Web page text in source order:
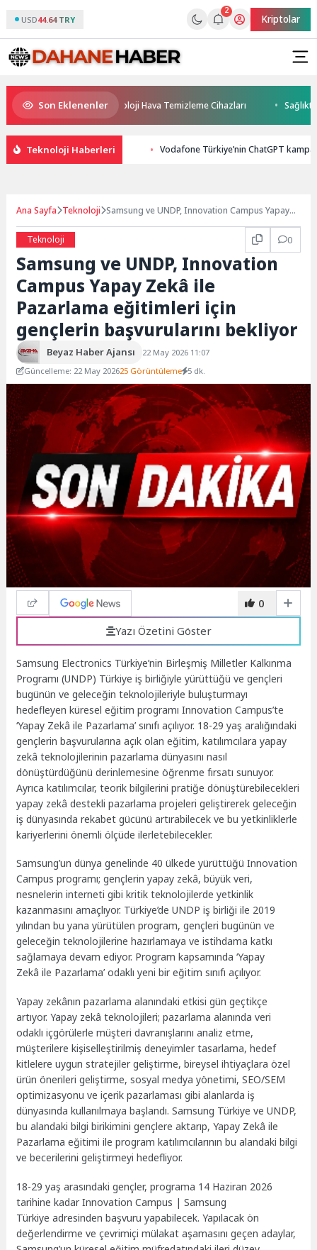
USD44.64 TRY
2
Kriptolar
Son Eklenenler
Group’tan İleri Teknoloji Hava Temizleme Cihazları Sağlıkta
Teknoloji Haberleri Vodafone Türkiye’nin ChatGPT
Ana Sayfa Teknoloji Samsung ve UNDP, Innovation Campus Yapay
Teknoloji 0
Samsung ve UNDP, Innovation
Campus Yapay Zekâ ile
Pazarlama eğitimleri için
gençlerin başvurularını bekliyor
Beyaz Haber Ajansı
22 May 2026 11:07
Güncelleme: 22 May 202625 Görüntüleme 5 dk.
0
Yazı Özetini Göster
Samsung Electronics Türkiye’nin Birleşmiş Milletler Kalkınma
Programı (UNDP) Türkiye iş birliğiyle yürüttüğü ve gençleri
bugünün ve geleceğin teknolojileriyle buluşturmayı
hedefleyen küresel eğitim programı Innovation Campus’te
‘Yapay Zekâ ile Pazarlama’ sınıfı açılıyor. 18-29 yaş aralığındaki
gençlerin başvurularına açık olan eğitim, katılımcılara yapay
zekâ teknolojilerinin pazarlama dünyasını nasıl
dönüştürdüğünü derinlemesine öğrenme fırsatı sunuyor.
Ayrıca katılımcılar, teorik bilgilerini pratiğe dönüştürebilecekleri
yapay zekâ destekli pazarlama projeleri geliştirerek geleceğin
iş dünyasında rekabet gücünü artırabilecek ve bu yetkinliklerle
kariyerlerini önemli ölçüde ilerletebilecekler.
Samsung’un dünya genelinde 40 ülkede yürüttüğü Innovation
Campus programı; gençlerin yapay zekâ, büyük veri,
nesnelerin interneti gibi kritik teknolojilerde yetkinlik
kazanmasını amaçlıyor. Türkiye’de UNDP iş birliği ile 2019
yılından bu yana yürütülen program, gençleri bugünün ve
geleceğin teknolojilerine hazırlamaya ve istihdama katkı
sağlamaya devam ediyor. Program kapsamında ‘Yapay
Zekâ ile Pazarlama’ odaklı yeni bir eğitim sınıfı açılıyor.
Yapay zekânın pazarlama alanındaki etkisi gün geçtikçe
artıyor. Yapay zekâ teknolojileri; pazarlama alanında veri
odaklı içgörülerle müşteri davranışlarını analiz etme,
müşterilere kişiselleştirilmiş deneyimler tasarlama, hedef
kitlelere uygun stratejiler geliştirme, bireysel ihtiyaçlara özel
ürün önerileri geliştirme, sosyal medya yönetimi, SEO/SEM
optimizasyonu ve içerik pazarlaması gibi alanlarda iş
dünyasında kullanılmaya başlandı. Samsung Türkiye ve UNDP,
bu alandaki bilgi birikimini gençlere aktarıp, Yapay Zekâ ile
Pazarlama eğitimi ile program katılımcılarının bu alandaki bilgi
ve becerilerini geliştirmeyi hedefliyor.
18-29 yaş arasındaki gençler, programa 14 Haziran 2026
tarihine kadar Innovation Campus | Samsung
Türkiye adresinden başvuru yapabilecek. Yapılacak ön
değerlendirme ve çevrimiçi mülakat aşamasını geçen adaylar,